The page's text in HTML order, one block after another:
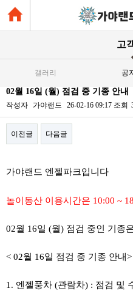
고
갤러리 공
02월 16일 (월) 점검 중 기종 안내
작성자 가야랜드 26-02-16 09:17 조회
이전글 다음글
가야랜드 엔젤파크입니다
놀이동산 이용시간은 10:00 ~
02월 16일 (월) 점검 중인 기종
< 02월 16일 점검 중 기종 안내>
1. 엔젤풍차 (관람차) : 점검 및